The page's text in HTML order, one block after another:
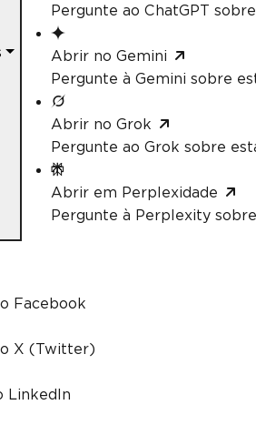
Pergunte ao ChatGPT
Abrir no Gemini
Pergunte à Gemini sobre
Abrir no Grok
Pergunte ao Grok sobre
Abrir em Perplexidade
Pergunte à Perplexity
Facebook
X (Twitter)
LinkedIn